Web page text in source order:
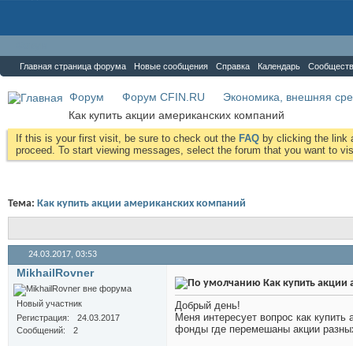
Главная страница форума Новые сообщения Справка Календарь
Форум Форум CFIN.RU
Экономика, внешняя
Как купить акции американских компаний
If this is your first visit, be sure to check out the FAQ by clicking the link
proceed. To start viewing messages, select the forum that you want to
Тема: Как купить акции американских компаний
24.03.2017, 03:53
MikhailRovner
Новый участник
Регистрация
24.03.2017
Сообщений
2
Как купить
Добрый день!
Меня интересует вопрос как
фонды где перемешаны акции